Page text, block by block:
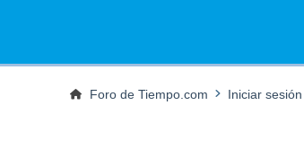
Foro de Tiempo.com Iniciar sesión